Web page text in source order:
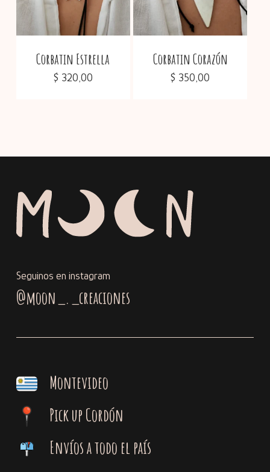
Subtotal:
Corbatin Estrella
$ 320,00
Corbatin Corazón
$ 350,00
Seguinos en instagram
@moon_._creaciones
Montevideo
Pick up Cordón
Envíos a todo el país